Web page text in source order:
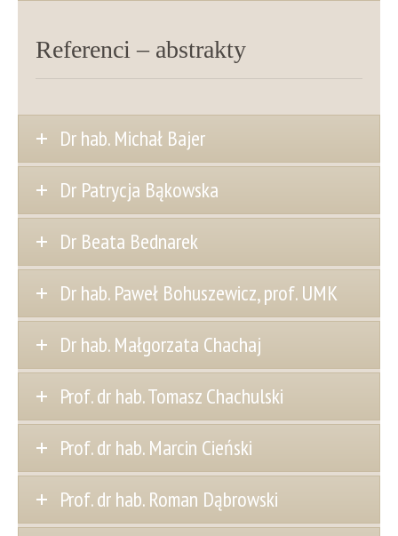
Referenci – abstrakty
Dr hab. Michał Bajer
Dr Patrycja Bąkowska
Dr Beata Bednarek
Dr hab. Paweł Bohuszewicz, prof. UMK
Dr hab. Małgorzata Chachaj
Prof. dr hab. Tomasz Chachulski
Prof. dr hab. Marcin Cieński
Prof. dr hab. Roman Dąbrowski